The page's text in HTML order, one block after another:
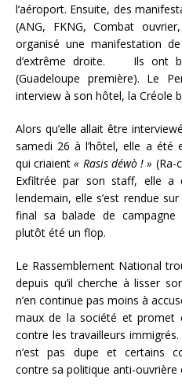
l‘aéroport. Ensuite, des
(ANG, FKNG, Combat
organisé une manifestation
d’extrême droite. Ils ont
(Guadeloupe première). Le
interview à son hôtel, la Créole
Alors qu’elle allait être
samedi 26 à l’hôtel, elle a été
qui criaient« Rasis déwò ! » (Ra-
Exfiltrée par son staff, elle a
lendemain, elle s’est rendue
final sa balade de campagne
plutôt été un flop.
Le Rassemblement National
depuis qu’il cherche à lisser
n’en continue pas moins à
maux de la société et promet
contre les travailleurs
n’est pas dupe et certains
contre sa politique anti-ouvrière